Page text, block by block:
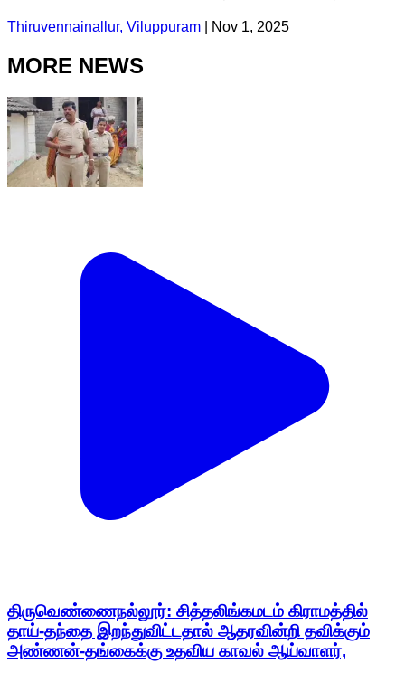
Thiruvennainallur, Viluppuram Nov 1, 2025
MORE NEWS
திருவெண்ணைநல்லூர்: சித்தலிங்கமடம் கிராமத்தில்
தாய்-தந்தை இறந்துவிட்டதால் ஆதரவின்றி தவிக்கும்
அண்ணன்-தங்கைக்கு உதவிய காவல் ஆய்வாளர்,